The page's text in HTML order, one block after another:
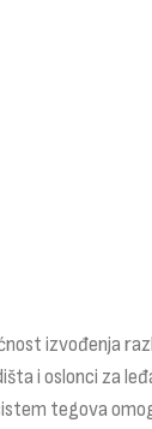
izvođenja
i oslonci za
tegova